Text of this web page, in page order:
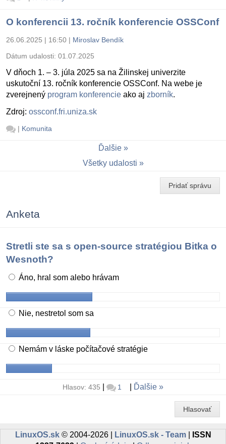
O konferencii 13. ročník konferencie OSSConf
26.06.2025 | 16:50 | Miroslav Bendík
Dátum udalosti: 01.07.2025
V dňoch 1. – 3. júla 2025 sa na Žilinskej univerzite
uskutoční 13. ročník konferencie OSSConf. Na webe je
zverejnený program konferencie ako aj zborník.
Zdroj: ossconf.fri.uniza.sk
| Komunita
Ďalšie
Všetky udalosti
Pridať správu
Anketa
Stretli ste sa s open-source stratégiou Bitka o
Wesnoth?
Áno, hral som alebo hrávam
Nie, nestretol som sa
Nemám v láske počítačové stratégie
Hlasov: 435 1 Ďalšie
Hlasovať
LinuxOS.sk© 2004-2026 | LinuxOS.sk - Team|
ISSN